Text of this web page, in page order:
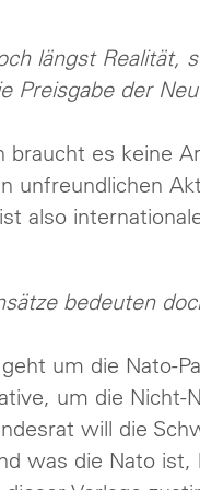
längst Realität,
Preisgabe der
braucht es keine
unfreundlichen
also
bedeuten
um die Nato-
um die Nicht-
will die
was die Nato